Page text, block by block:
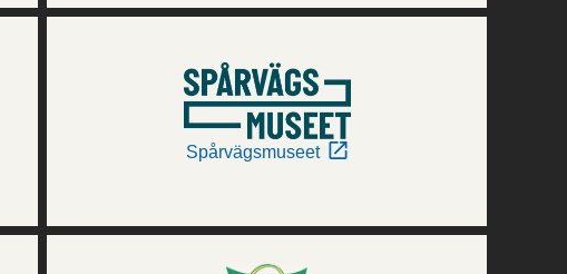
Spårvägsmuseet